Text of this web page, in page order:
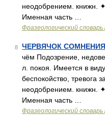
неодобрением. книжн.
Именная часть …
Фразеологический словарь
8 ЧЕРВЯЧОК
чём Подозрение,
л. покоя. Имеется в
беспокойство, тревога
неодобрением. книжн.
Именная часть …
Фразеологический словарь